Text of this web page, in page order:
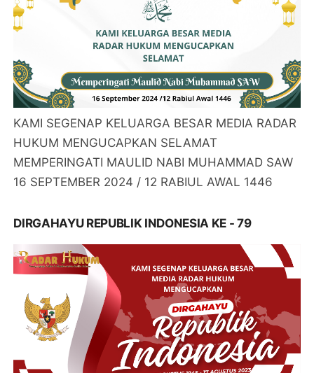
KAMI SEGENAP KELUARGA BESAR MEDIA RADAR
HUKUM MENGUCAPKAN SELAMAT
MEMPERINGATI MAULID NABI MUHAMMAD SAW
16 SEPTEMBER 2024 / 12 RABIUL AWAL 1446
DIRGAHAYU REPUBLIK INDONESIA KE - 79